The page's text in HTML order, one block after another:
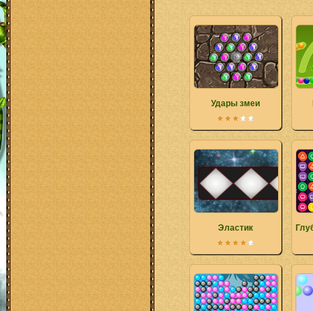
Удары змеи
Эластик